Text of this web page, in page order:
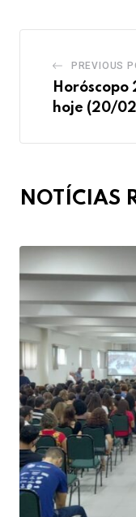
PREVIOUS
hoje (20/
NOTÍCIAS